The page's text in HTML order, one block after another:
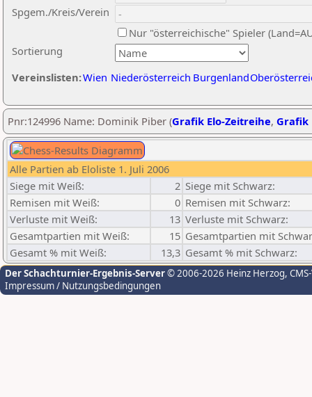
Sortierung
Spgem./Kreis/Verein
Nur "österreichische" Spieler
Vereinslisten:Wien Niederösterreich Burgenland
Pnr:124996 Name: Dominik Piber (Grafik Elo-Zeitreihe, Grafik
Alle Partien ab Eloliste 1. Juli 2006
Siege mit Weiß:
2 Siege mit Schwarz:
Remisen mit Weiß:
0 Remisen mit Schwarz:
Verluste mit Weiß:
13 Verluste mit Schwarz:
Gesamtpartien mit Weiß:
15 Gesamtpartien mit
Gesamt % mit Weiß:
13,3 Gesamt % mit Schwarz:
Der Schachturnier-Ergebnis-Server© 2006-2026 Heinz Herzog,
Impressum / Nutzungsbedingungen